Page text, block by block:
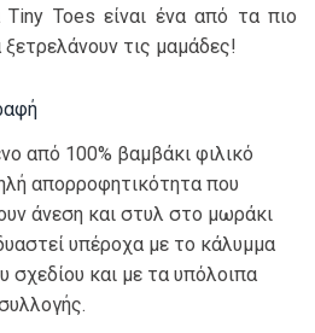
Toes είναι ένα από τα πιο
τις μαμάδες!
από 100% βαμβάκι φιλικό
απορροφητικότητα που
άνεση και στυλ στο μωράκι
υπέροχα με το κάλυμμα
σχεδίου και με τα υπόλοιπα